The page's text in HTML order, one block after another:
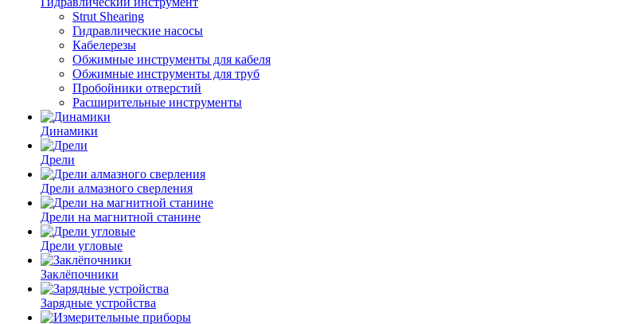
Strut Shearing
Гидравлические насосы
Кабелерезы
Обжимные инструменты для кабеля
Обжимные инструменты для труб
Пробойники отверстий
Расширительные инструменты
Динамики
Дрели
Дрели алмазного сверления
Дрели на магнитной станине
Дрели угловые
Заклёпочники
Зарядные устройства